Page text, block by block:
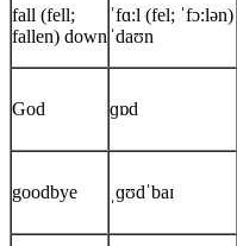
fall (fell;
fallen) down
ˈfɑ:l (fel; ˈfɔ:lən)
ˈdaʊn
God ɡɒd
goodbye ˌɡʊdˈbaɪ